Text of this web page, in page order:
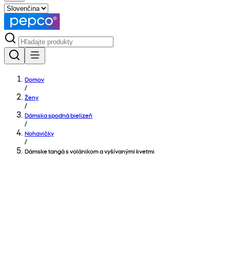
Domov
/
Ženy
/
Dámska spodná bielizeň
/
Nohavičky
/
Dámske tangá s volánikom a vyšívanými kvetmi